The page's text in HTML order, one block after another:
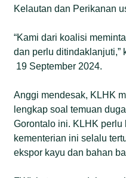
Kelautan dan Perikanan
“Kami dari koalisi
dan perlu ditindaklanjuti,”
19 September 2024.
Anggi mendesak, KLHK
lengkap soal temuan
Gorontalo ini. KLHK perlu
kementerian ini selalu
ekspor kayu dan bahan